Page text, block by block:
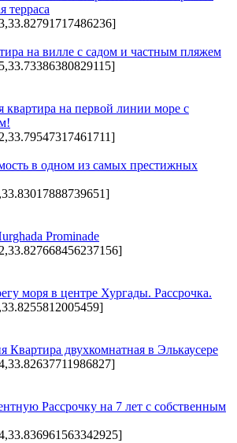
терраса
на вилле с садом и частным пляжем
квартира на первой линии море с
в одном из самых престижных
Prominade
моря в центре Хургады. Рассрочка.
Квартира двухкомнатная в Элькаусере
Рассрочку на 7 лет с собственным